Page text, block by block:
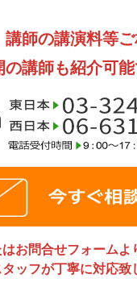
師の講演料等
講師も紹介可能
お問合せフォーム
ッフが丁寧に対応致